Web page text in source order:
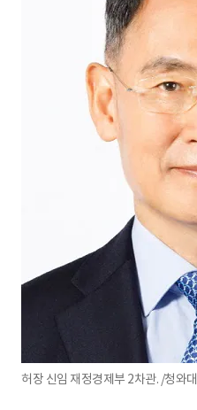
허장 신임 재정경제부 2차관. /청와대